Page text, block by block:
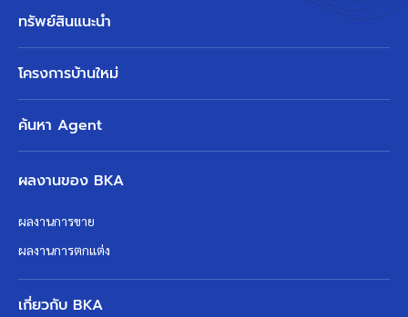
ทรัพย์สินแนะนำ
โครงการบ้านใหม่
ค้นหา Agent
ผลงานของ BKA
ผลงานการขาย
ผลงานการตกแต่ง
เกี่ยวกับ BKA